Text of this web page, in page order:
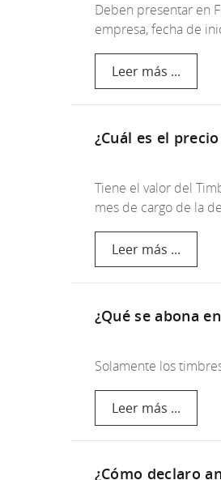
Deben presentar en
empresa, fecha de
Leer más ...
¿Cuál es el
Tiene el valor del
mes de cargo de la
Leer más ...
¿Qué se abona
Solamente los
Leer más ...
¿Cómo declaro